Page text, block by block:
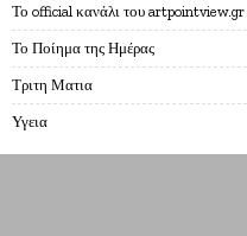
Το official κανάλι του artpointview.gr
Το Ποίημα της Ημέρας
Τριτη Ματια
Υγεια